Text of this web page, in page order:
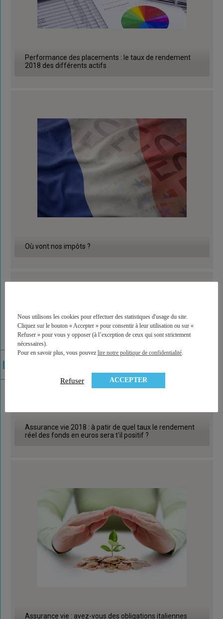
Performance des placements : le taux de rendement
2018 des différents actifs
Où vont nos impôts ?
Assurance vie 2018 : à patir de quel taux le rendement
réel des fonds en euros sera t'il positif ?
Assurance vie : avez-vous des obligations italiennes
Nous utilisons les cookies pour effectuer des statistiques d'usage du site.
Cliquez sur le bouton « Accepter » pour consentir à leur utilisation ou sur «
Refuser » pour vous y opposer (à l’exception de ceux qui sont strictement
nécessaires).
Pour en savoir plus, vous pouvez lire notre politique de confidentialité.
Refuser ACCEPTER